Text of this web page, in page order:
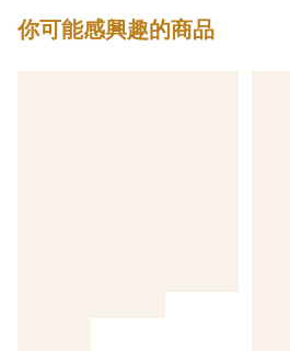
你可能感興趣的商品